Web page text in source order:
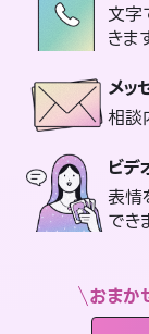
文字
きま
メッ
相談
ビデ
表情
でき
おまか